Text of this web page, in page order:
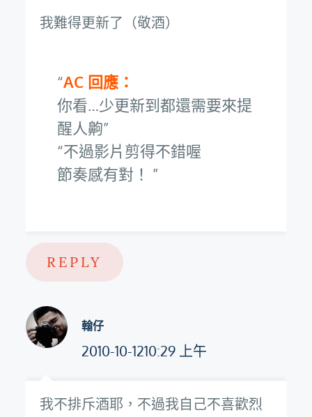
我難得更新了（敬酒）
AC 回應：
你看…少更新到都還需要來提
醒人齁
不過影片剪得不錯喔
節奏感有對！
REPLY
翰仔
2010-10-1210:29 上午
我不排斥酒耶，不過我自己不喜歡烈